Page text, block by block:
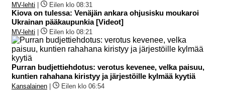
MV-lehti Eilen klo 08:31
Kiova on tulessa: Venäjän ankara ohjusisku moukaroi
Ukrainan pääkaupunkia [Videot]
MV-lehti Eilen klo 08:21
Purran budjettiehdotus: verotus kevenee, velka paisuu,
kuntien rahahana kiristyy ja järjestöille kylmää kyytiä
Kansalainen Eilen klo 06:54